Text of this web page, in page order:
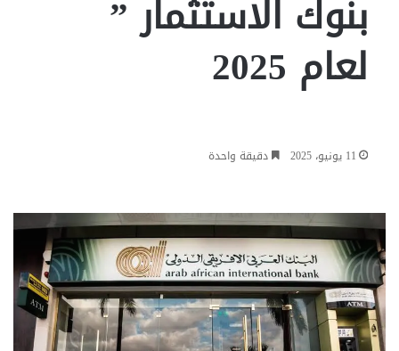
بنوك الاستثمار ”
لعام 2025
11 يونيو، 2025 دقيقة واحدة